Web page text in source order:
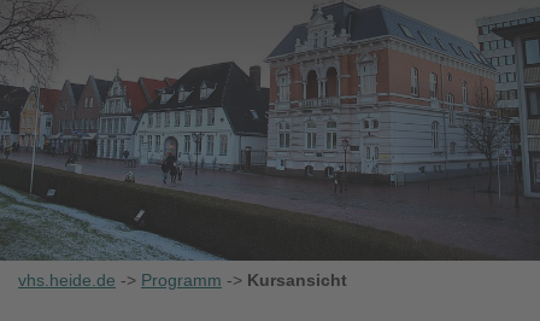
vhs.heide.de -> Programm -> Kursansicht